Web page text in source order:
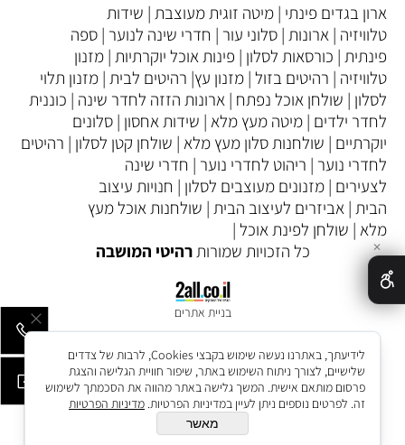
ארון בגדים פינתי | מיטה זוגית מעוצבת | שידות
טלוויזיה | ארונות | סלוני עור | חדרי שינה לנוער | ספה
פינתית | כורסאות לסלון | פינות אוכל יוקרתיות | מזנון
טלוויזיה | רהיטים בזול | מזנון עץ| רהיטים לבית | מזנון תלוי
לסלון | שולחן אוכל נפתח | ארונות הזזה לחדר שינה | כוננית
לחדר ילדים | מיטה מעץ מלא | שידות אחסון | סלונים
יוקרתיים | שולחנות סלון מעץ מלא | שולחן קטן לסלון | רהיטים
לחדרי נוער | ריהוט לחדרי נוער | חדרי שינה
לצעירים | מזנונים מעוצבים לסלון | חנויות עיצוב
הבית | אביזרים לעיצוב הבית | שולחנות אוכל מעץ
מלא | שולחן לפינת אוכל |
כל הזכויות שמורותרהיטי המושבה
בניית אתרים
✕
לידיעתך, באתרנו נעשה שימוש בקבצי Cookies, לרבות של צדדים
שלישיים, לצורך ניתוח השימוש באתר, שיפור חוויית הגלישה והצגת
פרסום מותאם אישית. המשך גלישה באתר מהווה את הסכמתך לשימוש
זה. לפרטים נוספים ניתן לעיין במדיניות הפרטיות. מדיניות הפרטיות
מאשר